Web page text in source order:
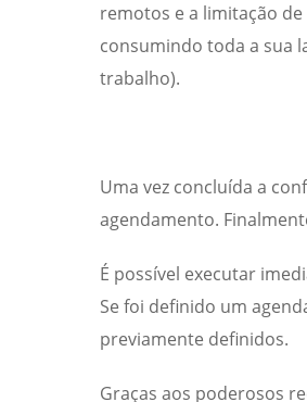
remotos e a limitação
consumindo toda a sua
trabalho).
Uma vez concluída a
agendamento.
É possível executar
Se foi definido um
previamente definidos.
Graças aos poderosos